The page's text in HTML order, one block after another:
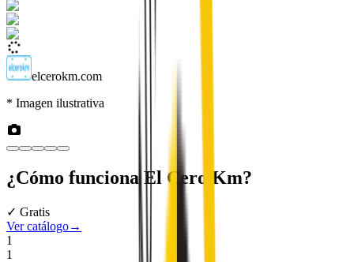
elcerokm.com
* Imagen ilustrativa
¿Cómo funciona El Cero Km?
✓ Gratis
Ver catálogo→
1
1